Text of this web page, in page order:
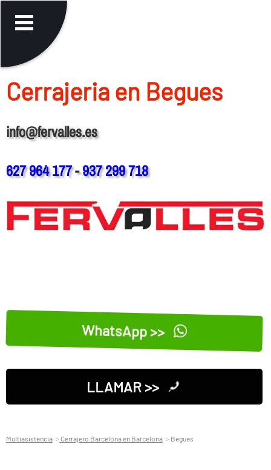
Cerrajeria en Begues
info@fervalles.es
627 964 177-937 299 718
WhatsApp >>
LLAMAR >>
Multiasistencia Cerrajero Barcelona en Barcelona Begues